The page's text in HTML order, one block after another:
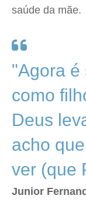
saúde da mãe.
"Agora é
como
Deus
acho
ver (que
Junior